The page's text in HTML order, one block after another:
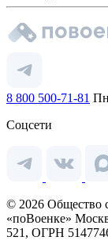
8 800 500-71-81
Соцсети
© 2026 Общество
«поВоенке»
521, ОГРН